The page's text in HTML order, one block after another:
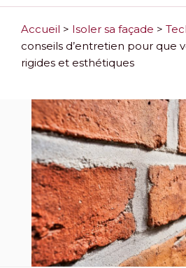
Accueil > Isoler sa façade >
conseils d’entretien pour que
rigides et esthétiques